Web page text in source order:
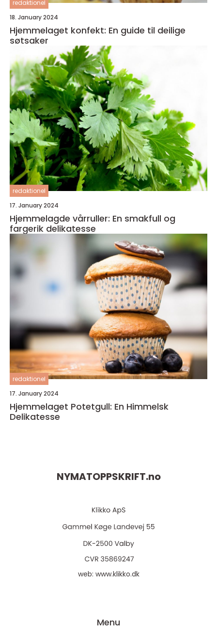
redaktionel
18. January 2024
Hjemmelaget konfekt: En guide til deilige
søtsaker
redaktionel
17. January 2024
Hjemmelagde vårruller: En smakfull og
fargerik delikatesse
redaktionel
17. January 2024
Hjemmelaget Potetgull: En Himmelsk
Delikatesse
NYMATOPPSKRIFT.no
web: www.klikko.dk
Menu